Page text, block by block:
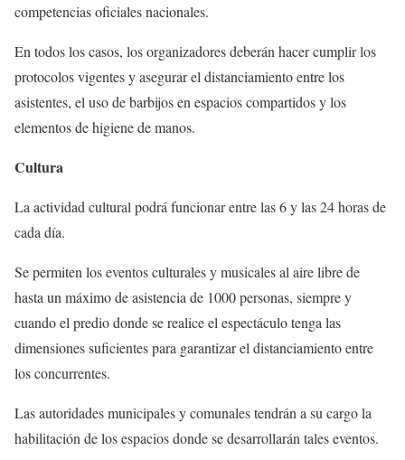
competencias oficiales nacionales.
En todos los casos, los organizadores deberán hacer cumplir los
protocolos vigentes y asegurar el distanciamiento entre los
asistentes, el uso de barbijos en espacios compartidos y los
elementos de higiene de manos.
Cultura
La actividad cultural podrá funcionar entre las 6 y las 24 horas de
cada día.
Se permiten los eventos culturales y musicales al aire libre de
hasta un máximo de asistencia de 1000 personas, siempre y
cuando el predio donde se realice el espectáculo tenga las
dimensiones suficientes para garantizar el distanciamiento entre
los concurrentes.
Las autoridades municipales y comunales tendrán a su cargo la
habilitación de los espacios donde se desarrollarán tales eventos.